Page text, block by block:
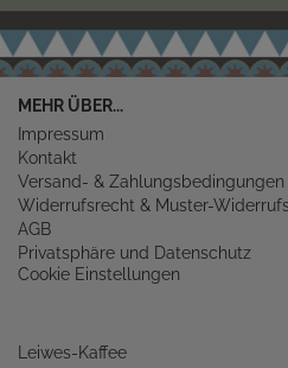
MEHR ÜBER...
Impressum
Kontakt
Versand- & Zahlungsbedingungen
Widerrufsrecht & Muster-
AGB
Privatsphäre und Datenschutz
Cookie Einstellungen
Leiwes-Kaffee